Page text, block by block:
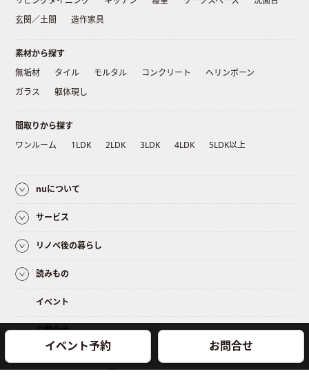
イベント予約 お問合せ
玄関／土間
造作家具
素材から探す
無垢材
タイル モルタル コンクリート
ヘリンボーン
ガラス
躯体現し
間取りから探す
ワンルーム
1LDK 2LDK 3LDK 4LDK 5LDK以上
nuについて
サービス
リノベ後の暮らし
読みもの
イベント
お問合せ